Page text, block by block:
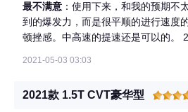
很小，车子的转弯时用很小的角度就
我的DX5很轻松的就泊车入位了，对
的这一特性赞不绝口。再有我感觉底
感觉不到震动。在高速行车过程当中
些相关主要的信息，同时我认为手机
最不满意 ：使用下来，和我的预期不
到的爆发力，而是很平顺的进行速度
顿挫感。中高速的提速还是可以的。
2021-05-03 03:03
2021款 1.5T CVT豪华型